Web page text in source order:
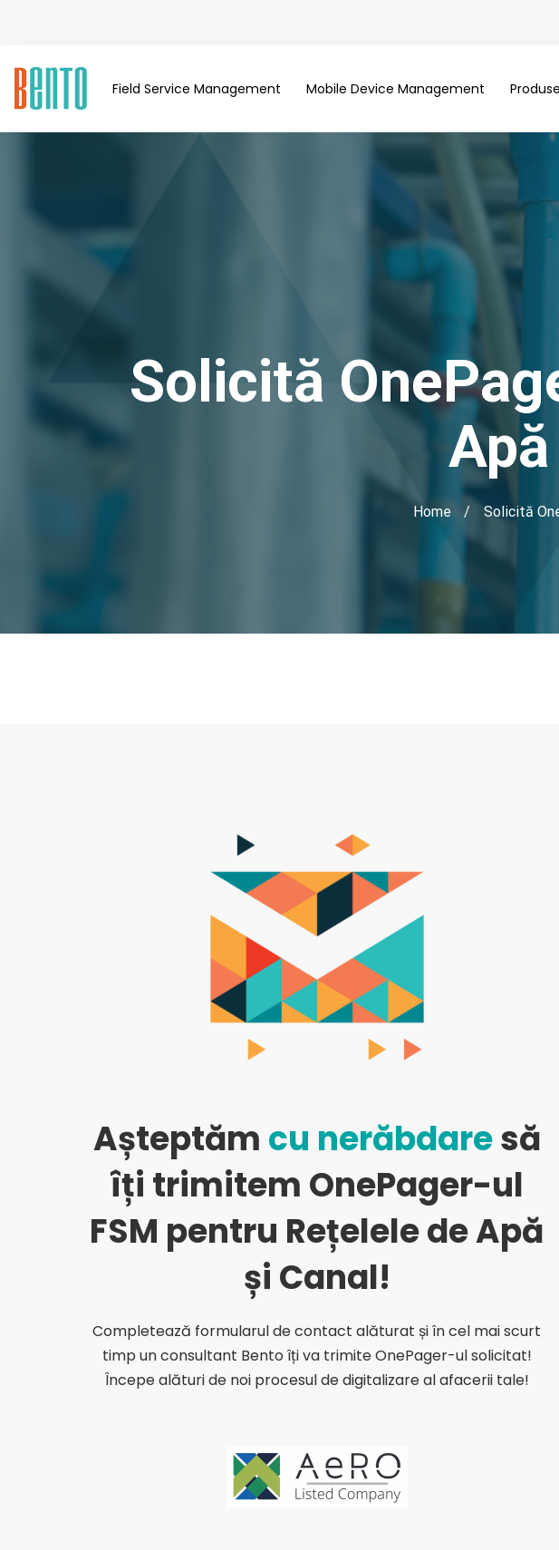
Field Service Management Mobile Device Management
Solicită
Home Solicită
Rețelele
Apă
și
Canal
Așteptăm cu nerăbdaresă
îți trimitem OnePager-ul
FSM pentru Rețelele de Apă
și Canal!
Completează formularul de contact alăturat și în cel mai scurt
timp un consultant Bento îți va trimite OnePager-ul solicitat!
Începe alături de noi procesul de digitalizare al afacerii tale!